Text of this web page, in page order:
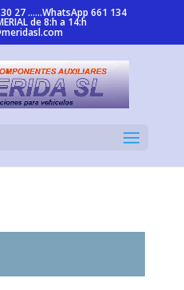
27 ......WhatsApp 661 134
de 8:h a 14:h